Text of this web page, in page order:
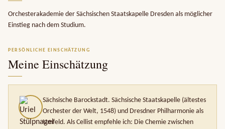
Orchesterakademie der Sächsischen Staatskapelle Dresden als möglicher
Einstieg nach dem Studium.
PERSÖNLICHE EINSCHÄTZUNG
Meine Einschätzung
Sächsische Barockstadt. Sächsische Staatskapelle (ältestes
Orchester der Welt, 1548) und Dresdner Philharmonie als
Umfeld. Als Cellist empfehle ich: Die Chemie zwischen